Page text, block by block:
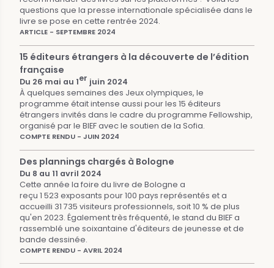
questions que la presse internationale spécialisée dans le
livre se pose en cette rentrée 2024.
ARTICLE - SEPTEMBRE 2024
15 éditeurs étrangers à la découverte de l’édition
française
Du 26 mai au 1er juin 2024
À quelques semaines des Jeux olympiques, le
programme était intense aussi pour les 15 éditeurs
étrangers invités dans le cadre du programme Fellowship,
organisé par le BIEF avec le soutien de la Sofia.
COMPTE RENDU - JUIN 2024
Des plannings chargés à Bologne
Du 8 au 11 avril 2024
Cette année la foire du livre de Bologne a
reçu 1 523 exposants pour 100 pays représentés et a
accueilli 31 735 visiteurs professionnels, soit 10 % de plus
qu'en 2023. Également très fréquenté, le stand du BIEF a
rassemblé une soixantaine d'éditeurs de jeunesse et de
bande dessinée.
COMPTE RENDU - AVRIL 2024